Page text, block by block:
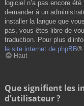
logiciel n’a pas encore
demander à un
installer la langue que
pas, vous êtes libre de
traduction. Pour plus
le site internet de phpBB®
Haut
Que signifient les
d’utilisateur ?